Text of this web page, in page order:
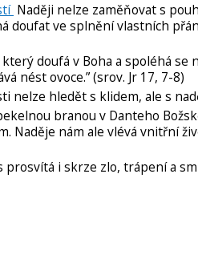
Naději nelze zaměňovat s
doufat ve splnění vlastních
který doufá v Boha a spoléhá
nést ovoce.” (srov. Jr 17, 7-8)
nelze hledět s klidem, ale s
branou v Danteho
Naděje nám ale vlévá vnitřní
prosvítá i skrze zlo, trápení a